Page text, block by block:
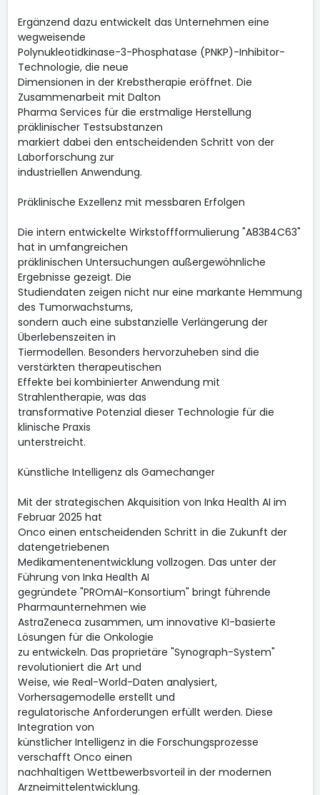
Ergänzend dazu entwickelt das Unternehmen eine
wegweisende
Polynukleotidkinase-3-Phosphatase (PNKP)-Inhibitor-
Technologie, die neue
Dimensionen in der Krebstherapie eröffnet. Die
Zusammenarbeit mit Dalton
Pharma Services für die erstmalige Herstellung
präklinischer Testsubstanzen
markiert dabei den entscheidenden Schritt von der
Laborforschung zur
industriellen Anwendung.
Präklinische Exzellenz mit messbaren Erfolgen
Die intern entwickelte Wirkstoffformulierung "A83B4C63"
hat in umfangreichen
präklinischen Untersuchungen außergewöhnliche
Ergebnisse gezeigt. Die
Studiendaten zeigen nicht nur eine markante Hemmung
des Tumorwachstums,
sondern auch eine substanzielle Verlängerung der
Überlebenszeiten in
Tiermodellen. Besonders hervorzuheben sind die
verstärkten therapeutischen
Effekte bei kombinierter Anwendung mit
Strahlentherapie, was das
transformative Potenzial dieser Technologie für die
klinische Praxis
unterstreicht.
Künstliche Intelligenz als Gamechanger
Mit der strategischen Akquisition von Inka Health AI im
Februar 2025 hat
Onco einen entscheidenden Schritt in die Zukunft der
datengetriebenen
Medikamentenentwicklung vollzogen. Das unter der
Führung von Inka Health AI
gegründete "PROmAI-Konsortium" bringt führende
Pharmaunternehmen wie
AstraZeneca zusammen, um innovative KI-basierte
Lösungen für die Onkologie
zu entwickeln. Das proprietäre "Synograph-System"
revolutioniert die Art und
Weise, wie Real-World-Daten analysiert,
Vorhersagemodelle erstellt und
regulatorische Anforderungen erfüllt werden. Diese
Integration von
künstlicher Intelligenz in die Forschungsprozesse
verschafft Onco einen
nachhaltigen Wettbewerbsvorteil in der modernen
Arzneimittelentwicklung.